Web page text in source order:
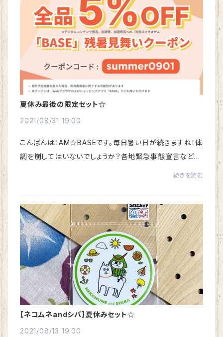
夏休み最後の限定セット☆
2021/08/31 19:00
こんばんは！AM☆BASEです。毎日暑い日が続きますね！体
調を崩してはいないでしょうか？各地緊急事態宣言など
続きを読む
【ネコムネandシバ】夏休みセット☆
2021/08/13 19:00